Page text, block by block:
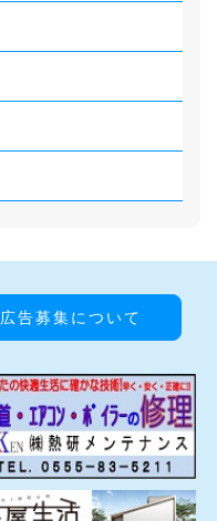
広告募集について